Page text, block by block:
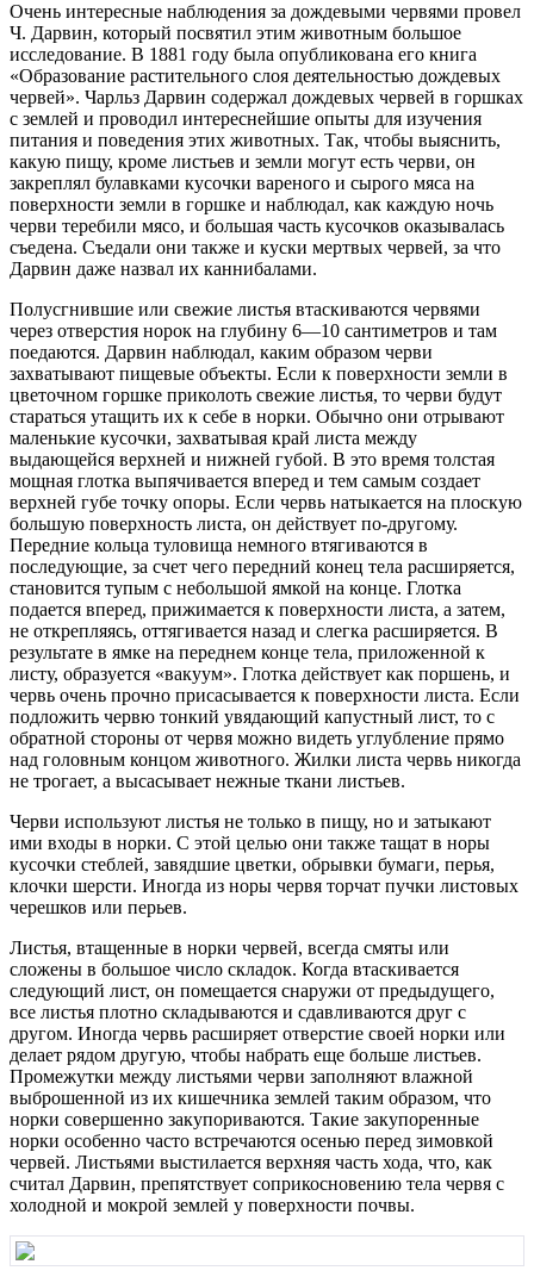
Очень интересные наблюдения за дождевыми червями провел
Ч. Дарвин, который посвятил этим животным большое
исследование. В 1881 году была опубликована его книга
«Образование растительного слоя деятельностью дождевых
червей». Чарльз Дарвин содержал дождевых червей в горшках
с землей и проводил интереснейшие опыты для изучения
питания и поведения этих животных. Так, чтобы выяснить,
какую пищу, кроме листьев и земли могут есть черви, он
закреплял булавками кусочки вареного и сырого мяса на
поверхности земли в горшке и наблюдал, как каждую ночь
черви теребили мясо, и большая часть кусочков оказывалась
съедена. Съедали они также и куски мертвых червей, за что
Дарвин даже назвал их каннибалами.
Полусгнившие или свежие листья втаскиваются червями
через отверстия норок на глубину 6—10 сантиметров и там
поедаются. Дарвин наблюдал, каким образом черви
захватывают пищевые объекты. Если к поверхности земли в
цветочном горшке приколоть свежие листья, то черви будут
стараться утащить их к себе в норки. Обычно они отрывают
маленькие кусочки, захватывая край листа между
выдающейся верхней и нижней губой. В это время толстая
мощная глотка выпячивается вперед и тем самым создает
верхней губе точку опоры. Если червь натыкается на плоскую
большую поверхность листа, он действует по-другому.
Передние кольца туловища немного втягиваются в
последующие, за счет чего передний конец тела расширяется,
становится тупым с небольшой ямкой на конце. Глотка
подается вперед, прижимается к поверхности листа, а затем,
не открепляясь, оттягивается назад и слегка расширяется. В
результате в ямке на переднем конце тела, приложенной к
листу, образуется «вакуум». Глотка действует как поршень, и
червь очень прочно присасывается к поверхности листа. Если
подложить червю тонкий увядающий капустный лист, то с
обратной стороны от червя можно видеть углубление прямо
над головным концом животного. Жилки листа червь никогда
не трогает, а высасывает нежные ткани листьев.
Черви используют листья не только в пищу, но и затыкают
ими входы в норки. С этой целью они также тащат в норы
кусочки стеблей, завядшие цветки, обрывки бумаги, перья,
клочки шерсти. Иногда из норы червя торчат пучки листовых
черешков или перьев.
Листья, втащенные в норки червей, всегда смяты или
сложены в большое число складок. Когда втаскивается
следующий лист, он помещается снаружи от предыдущего,
все листья плотно складываются и сдавливаются друг с
другом. Иногда червь расширяет отверстие своей норки или
делает рядом другую, чтобы набрать еще больше листьев.
Промежутки между листьями черви заполняют влажной
выброшенной из их кишечника землей таким образом, что
норки совершенно закупориваются. Такие закупоренные
норки особенно часто встречаются осенью перед зимовкой
червей. Листьями выстилается верхняя часть хода, что, как
считал Дарвин, препятствует соприкосновению тела червя с
холодной и мокрой землей у поверхности почвы.